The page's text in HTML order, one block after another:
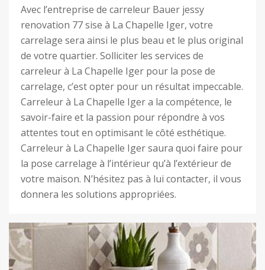
Avec l’entreprise de carreleur Bauer jessy
renovation 77 sise à La Chapelle Iger, votre
carrelage sera ainsi le plus beau et le plus original
de votre quartier. Solliciter les services de
carreleur à La Chapelle Iger pour la pose de
carrelage, c’est opter pour un résultat impeccable.
Carreleur à La Chapelle Iger a la compétence, le
savoir-faire et la passion pour répondre à vos
attentes tout en optimisant le côté esthétique.
Carreleur à La Chapelle Iger saura quoi faire pour
la pose carrelage à l’intérieur qu’à l’extérieur de
votre maison. N’hésitez pas à lui contacter, il vous
donnera les solutions appropriées.